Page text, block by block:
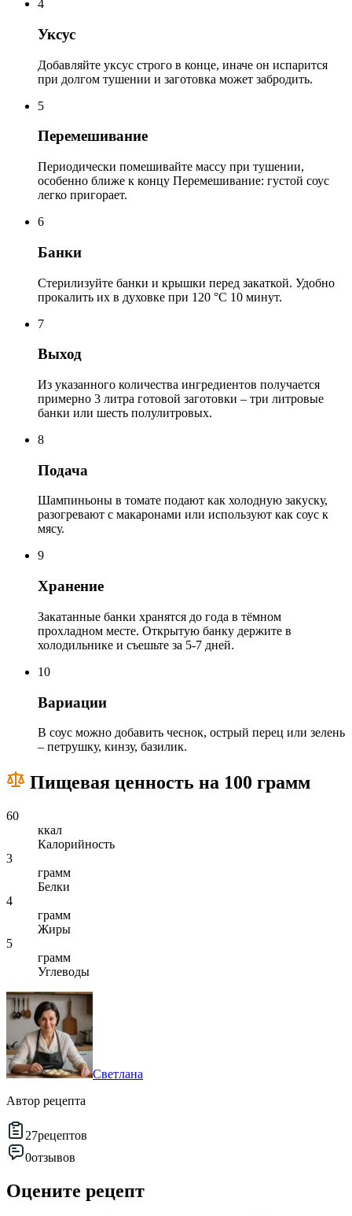
4
Уксус
Добавляйте уксус строго в конце, иначе он испарится
при долгом тушении и заготовка может забродить.
5
Перемешивание
Периодически помешивайте массу при тушении,
особенно ближе к концу Перемешивание: густой соус
легко пригорает.
6
Банки
Стерилизуйте банки и крышки перед закаткой. Удобно
прокалить их в духовке при 120 °С 10 минут.
7
Выход
Из указанного количества ингредиентов получается
примерно 3 литра готовой заготовки – три литровые
банки или шесть полулитровых.
8
Подача
Шампиньоны в томате подают как холодную закуску,
разогревают с макаронами или используют как соус к
мясу.
9
Хранение
Закатанные банки хранятся до года в тёмном
прохладном месте. Открытую банку держите в
холодильнике и съешьте за 5-7 дней.
10
Вариации
В соус можно добавить чеснок, острый перец или зелень
– петрушку, кинзу, базилик.
Пищевая ценность на 100 грамм
60
ккал
Калорийность
3
грамм
Белки
4
грамм
Жиры
5
грамм
Углеводы
Светлана
Автор рецепта
27рецептов
0отзывов
Оцените рецепт